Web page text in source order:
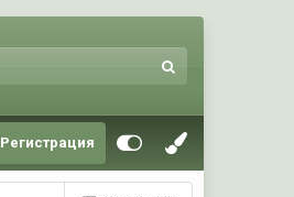
Регистрация